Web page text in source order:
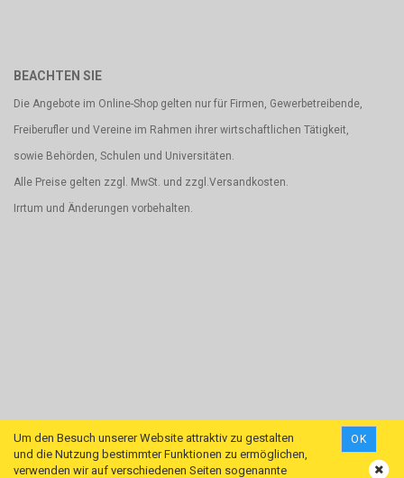
Um den Besuch unserer Website attraktiv zu gestalten
und die Nutzung bestimmter Funktionen zu ermöglichen,
verwenden wir auf verschiedenen Seiten sogenannte
OK
BEACHTEN SIE
Die Angebote im Online-Shop gelten nur für Firmen, Gewerbetreibende,
Freiberufler und Vereine im Rahmen ihrer wirtschaftlichen Tätigkeit,
sowie Behörden, Schulen und Universitäten.
Alle Preise gelten zzgl. MwSt. und zzgl.Versandkosten.
Irrtum und Änderungen vorbehalten.
Shopping Cart Softwareby Gambio.com © 2018